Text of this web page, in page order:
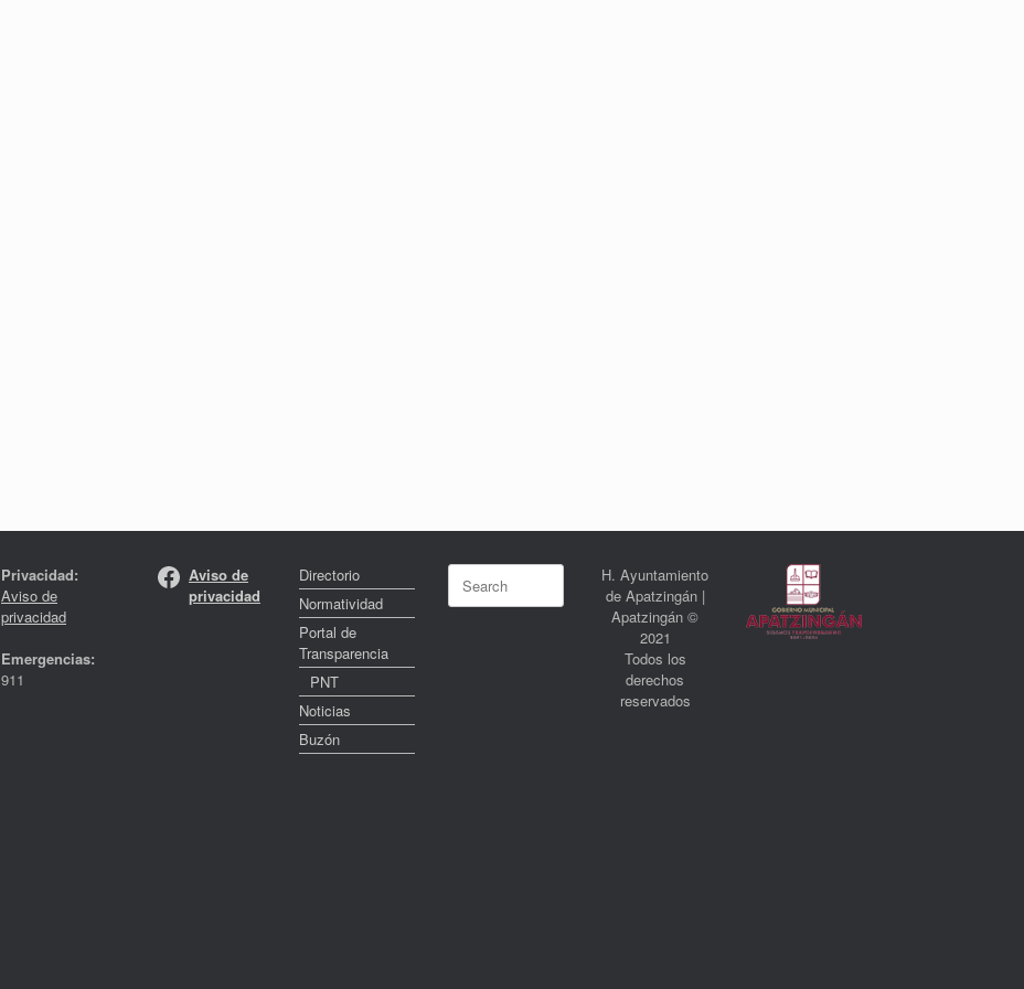
Privacidad:
Aviso de
privacidad
Emergencias:
911
Facebook
Aviso de
privacidad
Directorio
Normatividad
Portal de
Transparencia
PNT
Noticias
Buzón
Search
for:
H. Ayuntamiento
de Apatzingán |
Apatzingán ©
2021
Todos los
derechos
reservados